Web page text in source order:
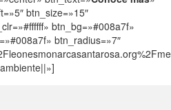
btn_size=»15″
btn_bg=»#008a7f»
btn_radius=»7″